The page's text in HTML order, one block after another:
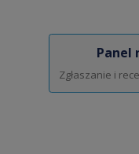
Panel
Zgłaszanie i